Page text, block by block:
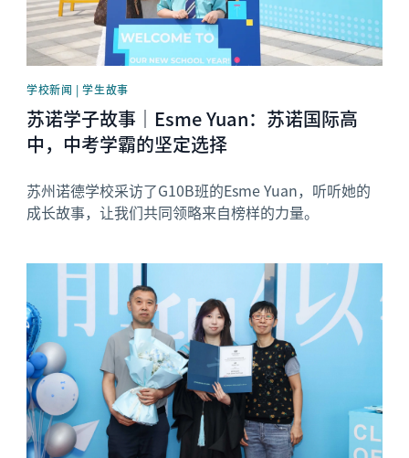
学校新闻 | 学生故事
苏诺学子故事｜Esme Yuan：苏诺国际高
中，中考学霸的坚定选择
苏州诺德学校采访了G10B班的Esme Yuan，听听她的
成长故事，让我们共同领略来自榜样的力量。
News image